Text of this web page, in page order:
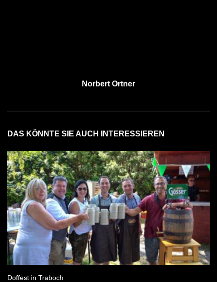
Norbert Ortner
DAS KÖNNTE SIE AUCH INTERESSIEREN
Doffest in Traboch